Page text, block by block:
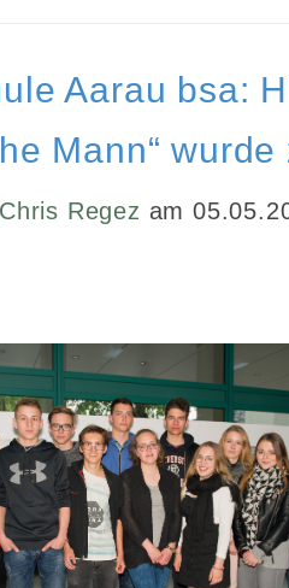
Aarau bsa:
Mann“
Chris Regez am